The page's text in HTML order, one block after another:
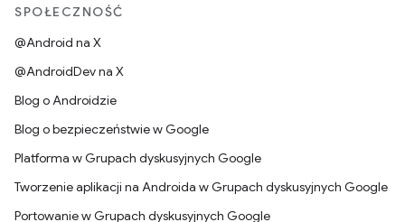
SPOŁECZNOŚĆ
@Android na X
@AndroidDev na X
Blog o Androidzie
Blog o bezpieczeństwie w Google
Platforma w Grupach dyskusyjnych Google
Tworzenie aplikacji na Androida w Grupach dyskusyjnych Google
Portowanie w Grupach dyskusyjnych Google